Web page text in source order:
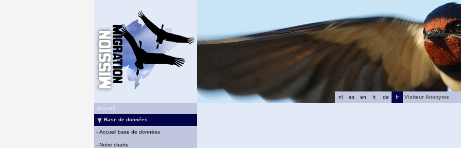
fr
de
it
en
es
nl
Visiteur Anonyme
Accueil
Base de données
- Accueil base de données
- Notre charte